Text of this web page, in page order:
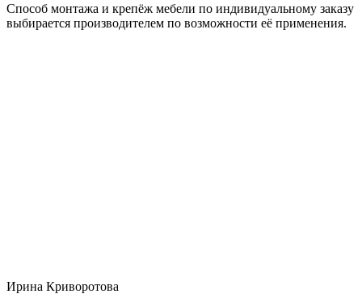
Способ монтажа и крепёж мебели по индивидуальному заказу
выбирается производителем по возможности её применения.
Ирина Криворотова